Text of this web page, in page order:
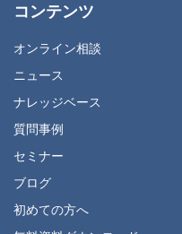
コンテンツ
オンライン相談
ニュース
ナレッジベース
質問事例
セミナー
ブログ
初めての方へ